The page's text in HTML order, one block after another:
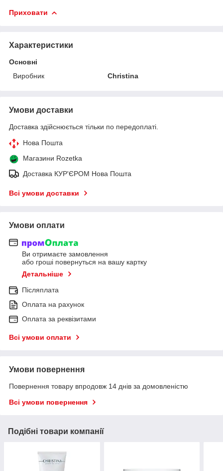
Приховати
Характеристики
Основні
Виробник
Christina
Умови доставки
Доставка здійснюється тільки по передоплаті.
Нова Пошта
Магазини Rozetka
Доставка КУР'ЄРОМ Нова Пошта
Всі умови доставки
Умови оплати
Ви отримаєте замовлення
або гроші повернуться на вашу картку
Детальніше
Післяплата
Оплата на рахунок
Оплата за реквізитами
Всі умови оплати
Умови повернення
Повернення товару впродовж 14 днів за домовленістю
Всі умови повернення
Подібні товари компанії